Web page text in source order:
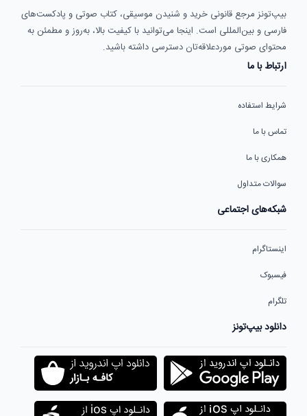
بیپ‌تونز مرجع قانونی خرید و شنیدن موسیقی، کتاب صوتی و پادکست‌های
فارسی و بین‌المللی است. اینجا می‌توانید با کیفیت بالا، به‌روز و مطمئن به
محتوای صوتی موردعلاقه‌تان دسترسی داشته باشید.
ارتباط با ما
شرایط استفاده
تماس با ما
همکاری با ما
سوالات متداول
شبکه‌های اجتماعی
اینستاگرام
فیسبوک
تلگرام
دانلود بیپ‌تونز